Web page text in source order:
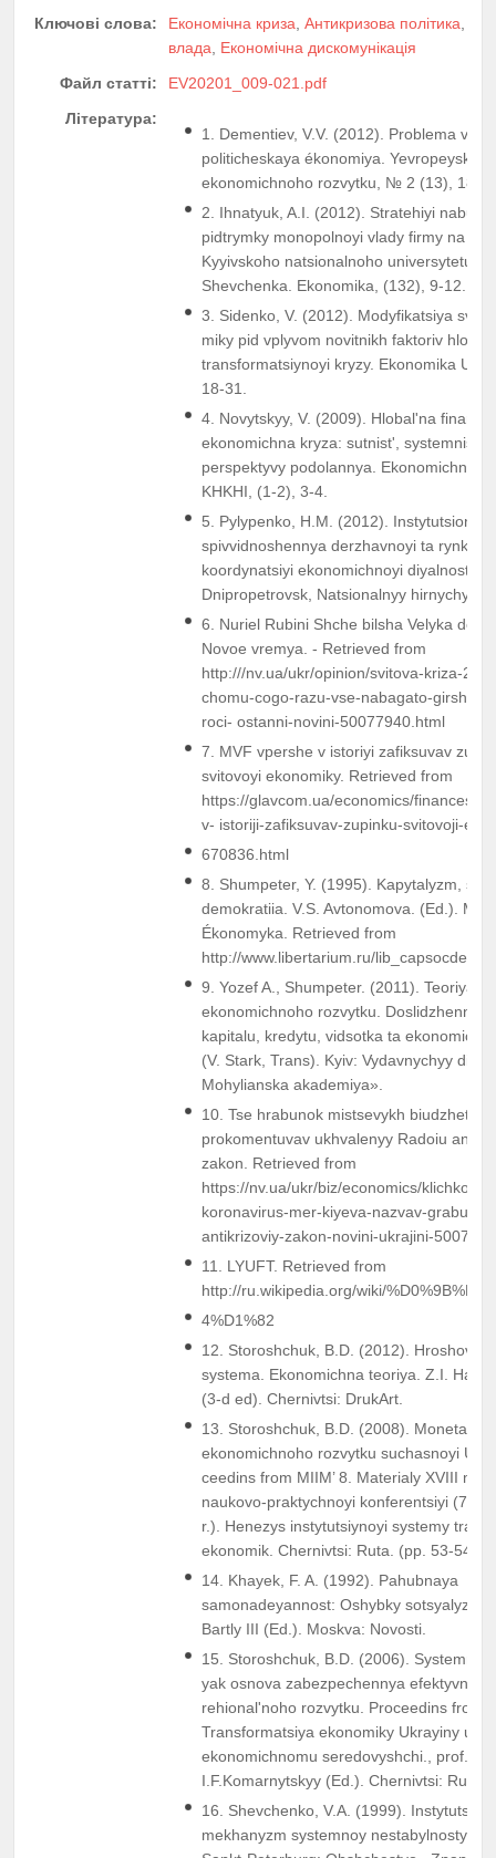
Ключові слова:
Економічна криза Антикризова політика
влада
Економічна дискомунікація
Файл статті:
EV20201_009-021.pdf
Література:
1. Dementiev, V.V. (2012). Problema
politicheskaya ékonomiya. Yevropeyskyy
ekonomichnoho rozvytku, № 2 (13), 183-
2. Ihnatyuk, A.I. (2012). Stratehiyi
pidtrymky monopolnoyi vlady firmy na
Kyyivskoho natsionalnoho universytetu
Shevchenka. Ekonomika, (132), 9-12.
3. Sidenko, V. (2012). Modyfikatsiya
miky pid vplyvom novitnikh faktoriv
transformatsiynoyi kryzy. Ekonomika
18-31.
4. Novytskyy, V. (2009). Hlobalʹna
ekonomichna kryza: sutnistʹ, systemnistʹ
perspektyvy podolannya. Ekonomichnyy
KHKHI, (1-2), 3-4.
5. Pylypenko, H.M. (2012).
spivvidnoshennya derzhavnoyi ta
koordynatsiyi ekonomichnoyi diyalnosti.
Dnipropetrovsk, Natsionalnyy hirnychyy
6. Nuriel Rubini Shche bilsha Velyka
Novoe vremya. - Retrieved from
http:///nv.ua/ukr/opinion/svitova-kriza-
chomu-cogo-razu-vse-nabagato-girshe-
roci- ostanni-novini-50077940.html
7. MVF vpershe v istoriyi zafiksuvav
svitovoyi ekonomiky. Retrieved from
https://glavcom.ua/economics/finances/
v- istoriji-zafiksuvav-zupinku-svitovoji-
670836.html
8. Shumpeter, Y. (1995). Kapytalyzm,
demokratiia. V.S. Avtonomova. (Ed.).
Ékonomyka. Retrieved from
http://www.libertarium.ru/
9. Yozef A., Shumpeter. (2011). Teoriya
ekonomichnoho rozvytku. Doslidzhennya
kapitalu, kredytu, vidsotka ta
(V. Stark, Trans). Kyiv: Vydavnychyy dim
Mohylianska akademiya».
10. Tse hrabunok mistsevykh biudzhetiv.
prokomentuvav ukhvalenyy Radoiu
zakon. Retrieved from
https://nv.ua/ukr/biz/economics/klichko-
koronavirus-mer-kiyeva-nazvav-
antikrizoviy-zakon-novini-ukrajini-
11. LYUFT. Retrieved from
http://ru.wikipedia.org/wiki/
4%D1%82
12. Storoshchuk, B.D. (2012). Hroshovo-
systema. Ekonomichna teoriya. Z.I.
(3-d ed). Chernivtsi: DrukArt.
13. Storoshchuk, B.D. (2008). Monetarni
ekonomichnoho rozvytku suchasnoyi
ceedins from MIIM’ 8. Materialy XVIII
naukovo-praktychnoyi konferentsiyi (7-8
r.). Henezys instytutsiynoyi systemy
ekonomik. Chernivtsi: Ruta. (pp. 53-54).
14. Khayek, F. A. (1992). Pahubnaya
samonadeyannost: Oshybky
Bartly III (Ed.). Moskva: Novosti.
15. Storoshchuk, B.D. (2006). Systemnyy
yak osnova zabezpechennya efektyvnoho
rehionalʹnoho rozvytku. Proceedins from:
Transformatsiya ekonomiky Ukrayiny u
ekonomichnomu seredovyshchi., prof.
I.F.Komarnytskyy (Ed.). Chernivtsi: Ruta,
16. Shevchenko, V.A. (1999).
mekhanyzm systemnoy nestabylnosty